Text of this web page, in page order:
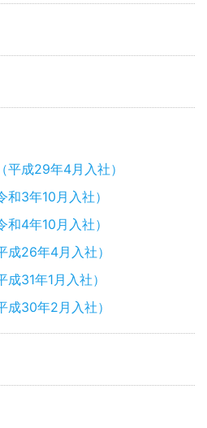
平成29年4月入社）
和3年10月入社）
和4年10月入社）
成26年4月入社）
31年1月入社）
成30年2月入社）